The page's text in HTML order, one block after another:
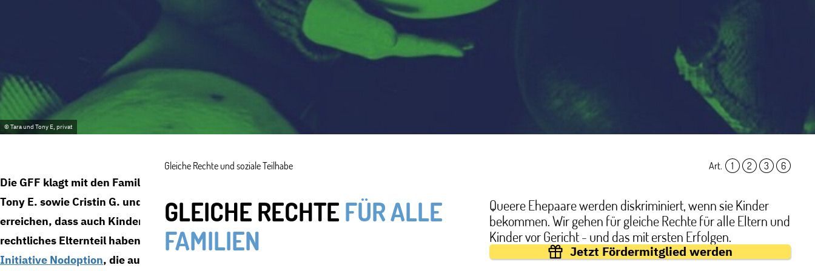
© Tara und Tony E, privat
Gleiche Rechte und soziale Teilhabe Art. 1 2 3 6
GLEICHE RECHTE FÜR ALLE
FAMILIEN
Queere Ehepaare werden diskriminiert, wenn sie Kinder
bekommen. Wir gehen für gleiche Rechte für alle Eltern und
Kinder vor Gericht - und das mit ersten Erfolgen.
Jetzt Fördermitglied werden
Die GFF klagt mit den Familien von Dr. Gesa C. Teichert-Akkermann und Verena Akkermann, Tara und
Tony E. sowie Cristin G. und Catherine K. gegen die Diskriminierung queerer Familien. Ziel ist es zu
erreichen, dass auch Kinder in Regenbogenfamilien bereits zum Zeitpunkt der Geburt ein zweites
rechtliches Elternteil haben können. Die GFF arbeitet an diesen Verfahren in einer Allianz mit der
Initiative Nodoption, die aus weiteren Familien besteht, die klagen. Im September 2022 hat die GFF